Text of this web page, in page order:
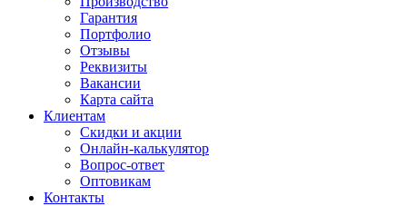
Гарантия
Портфолио
Отзывы
Реквизиты
Вакансии
Карта сайта
Клиентам
Скидки и акции
Онлайн-калькулятор
Вопрос-ответ
Оптовикам
Контакты